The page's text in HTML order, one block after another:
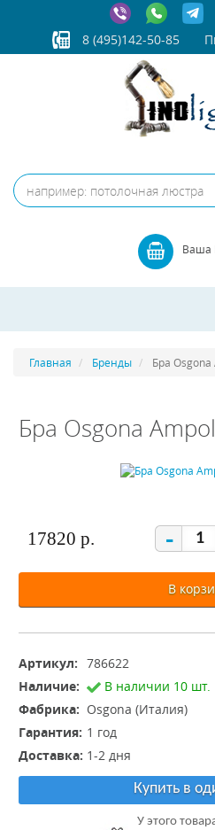
8 (495)142-50-85
Ваша
Главная Бренды Бра
Бра Osgona
17820 р. -
В
Артикул: 786622
Наличие:
В наличии 10 шт.
Фабрика: Osgona (Италия)
Гарантия: 1 год
Доставка: 1-2 дня
Купить в
У этого